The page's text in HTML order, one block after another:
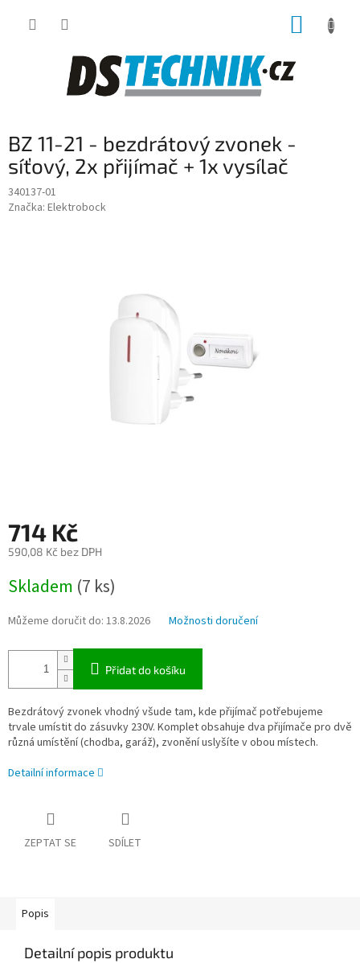
BZ 11-21 - bezdrátový zvonek -
síťový, 2x přijímač + 1x vysílač
340137-01
Značka: Elektrobock
714 Kč
590,08 Kč bez DPH
cena:
Skladem (7 ks)
Můžeme doručit do: 13.8.2026 Možnosti doručení
Přidat do košíku
Bezdrátový zvonek vhodný všude tam, kde přijímač potřebujeme
trvale umístit do zásuvky 230V. Komplet obsahuje dva přijímače pro dvě
různá umístění (chodba, garáž), zvonění uslyšíte v obou místech.
Detailní informace
ZEPTAT SE SDÍLET
Popis
Detailní popis produktu